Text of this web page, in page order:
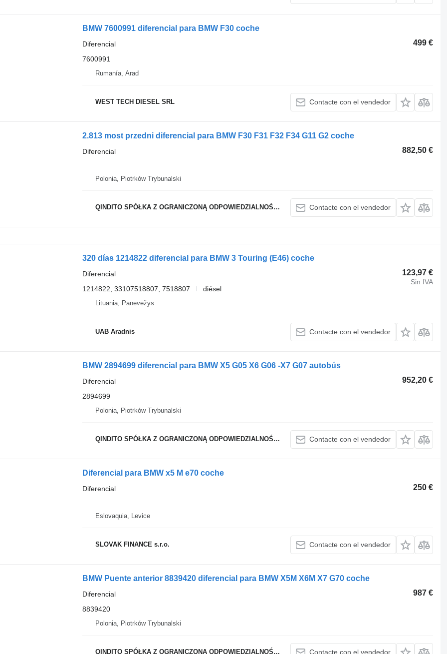
BMW 7600991 diferencial para BMW F30 coche
499 €
Diferencial
7600991
Rumanía, Arad
WEST TECH DIESEL SRL Contacte con el vendedor
2.813 most przedni diferencial para BMW F30 F31 F32 F34 G11 G2 coche
882,50 €
Diferencial
Polonia, Piotrków Trybunalski
QINDITO SPÓŁKA Z OGRANICZONĄ ODPOWIEDZIALNOŚCIĄ Contacte con el vendedor
320 días 1214822 diferencial para BMW 3 Touring (E46) coche
123,97 €
Sin IVA
Diferencial
1214822, 33107518807, 7518807
diésel
Lituania, Panevėžys
UAB Aradnis Contacte con el vendedor
BMW 2894699 diferencial para BMW X5 G05 X6 G06 -X7 G07 autobús
952,20 €
Diferencial
2894699
Polonia, Piotrków Trybunalski
QINDITO SPÓŁKA Z OGRANICZONĄ ODPOWIEDZIALNOŚCIĄ Contacte con el vendedor
Diferencial para BMW x5 M e70 coche
250 €
Diferencial
Eslovaquia, Levice
SLOVAK FINANCE s.r.o. Contacte con el vendedor
BMW Puente anterior 8839420 diferencial para BMW X5M X6M X7 G70 coche
987 €
Diferencial
8839420
Polonia, Piotrków Trybunalski
QINDITO SPÓŁKA Z OGRANICZONĄ ODPOWIEDZIALNOŚCIĄ Contacte con el vendedor